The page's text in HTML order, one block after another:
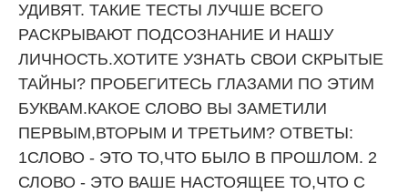
УДИВЯТ. ТАКИЕ ТЕСТЫ ЛУЧШЕ ВСЕГО
РАСКРЫВАЮТ ПОДСОЗНАНИЕ И НАШУ
ЛИЧНОСТЬ.ХОТИТЕ УЗНАТЬ СВОИ СКРЫТЫЕ
ТАЙНЫ? ПРОБЕГИТЕСЬ ГЛАЗАМИ ПО ЭТИМ
БУКВАМ.КАКОЕ СЛОВО ВЫ ЗАМЕТИЛИ
ПЕРВЫМ,ВТОРЫМ И ТРЕТЬИМ? ОТВЕТЫ:
1СЛОВО - ЭТО ТО,ЧТО БЫЛО В ПРОШЛОМ. 2
СЛОВО - ЭТО ВАШЕ НАСТОЯЩЕЕ ТО,ЧТО С